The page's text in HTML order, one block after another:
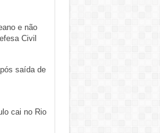
e não
Civil
saída de
cai no Rio